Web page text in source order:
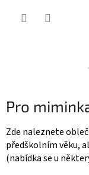
Pro
Zde naleznete
předškolním věku,
(nabídka se u